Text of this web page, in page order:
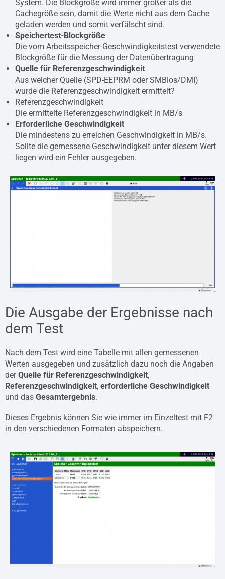
System. Die Blockgröße wird immer größer als die
Cachegröße sein, damit die Werte nicht aus dem Cache
geladen werden und somit verfälscht sind.
Speichertest-Blockgröße
Die vom Arbeitsspeicher-Geschwindigkeitstest verwendete
Blockgröße für die Messung der Datenübertragung
Quelle für Referenzgeschwindigkeit
Aus welcher Quelle (SPD-EEPRM oder SMBios/DMI)
wurde die Referenzgeschwindigkeit ermittelt?
Referenzgeschwindigkeit
Die ermittelte Referenzgeschwindigkeit in MB/s
Erforderliche Geschwindigkeit
Die mindestens zu erreichen Geschwindigkeit in MB/s.
Sollte die gemessene Geschwindigkeit unter diesem Wert
liegen wird ein Fehler ausgegeben.
Die Ausgabe der Ergebnisse nach
dem Test
Nach dem Test wird eine Tabelle mit allen gemessenen
Werten ausgegeben und zusätzlich dazu noch die Angaben
derQuelle für Referenzgeschwindigkeit,
Referenzgeschwindigkeit, erforderliche Geschwindigkeit
und das Gesamtergebnis.
Dieses Ergebnis können Sie wie immer im Einzeltest mit F2
in den verschiedenen Formaten abspeichern.